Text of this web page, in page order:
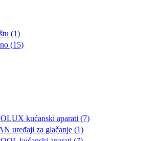
(1)
(15)
kućanski aparati (7)
uređaji za glačanje (1)